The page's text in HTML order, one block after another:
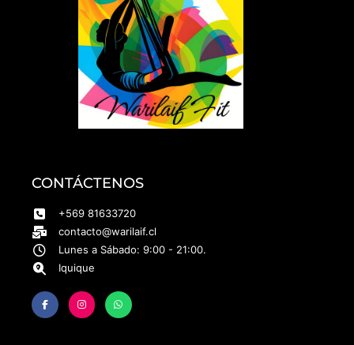
CONTÁCTENOS
+569 81633720
contacto@warilaif.cl
Lunes a Sábado: 9:00 - 21:00.
Iquique